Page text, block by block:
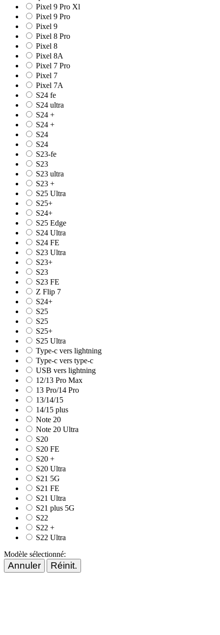
Pixel 9 Pro Xl
Pixel 9 Pro
Pixel 9
Pixel 8 Pro
Pixel 8
Pixel 8A
Pixel 7 Pro
Pixel 7
Pixel 7A
S24 fe
S24 ultra
S24 +
S24 +
S24
S24
S23-fe
S23
S23 ultra
S23 +
S25 Ultra
S25+
S24+
S25 Edge
S24 Ultra
S24 FE
S23 Ultra
S23+
S23
S23 FE
Z Flip 7
S24+
S25
S25
S25+
S25 Ultra
Type-c vers lightning
Type-c vers type-c
USB vers lightning
12/13 Pro Max
13 Pro/14 Pro
13/14/15
14/15 plus
Note 20
Note 20 Ultra
S20
S20 FE
S20 +
S20 Ultra
S21 5G
S21 FE
S21 Ultra
S21 plus 5G
S22
S22 +
S22 Ultra
Modèle sélectionné:
Annuler Réinit.